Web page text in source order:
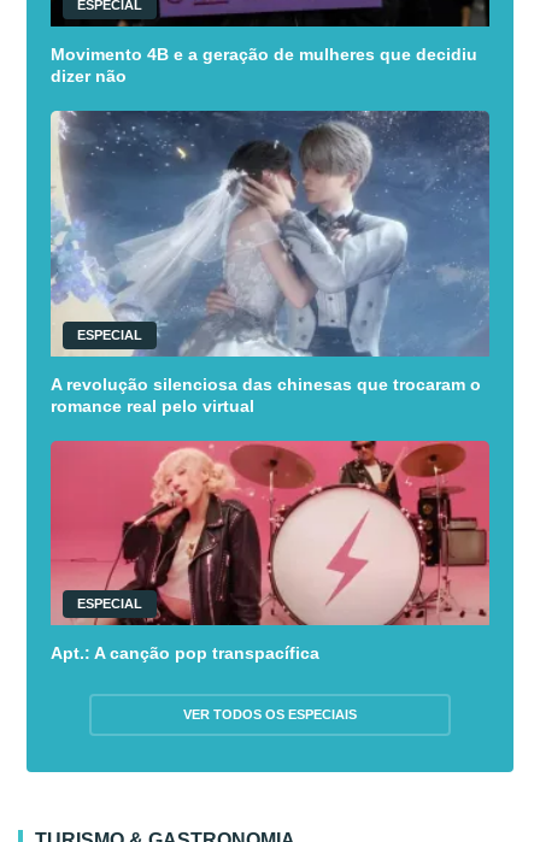
ESPECIAL
Movimento 4B e a geração de mulheres que decidiu
dizer não
ESPECIAL
A revolução silenciosa das chinesas que trocaram o
romance real pelo virtual
ESPECIAL
Apt.: A canção pop transpacífica
VER TODOS OS ESPECIAIS